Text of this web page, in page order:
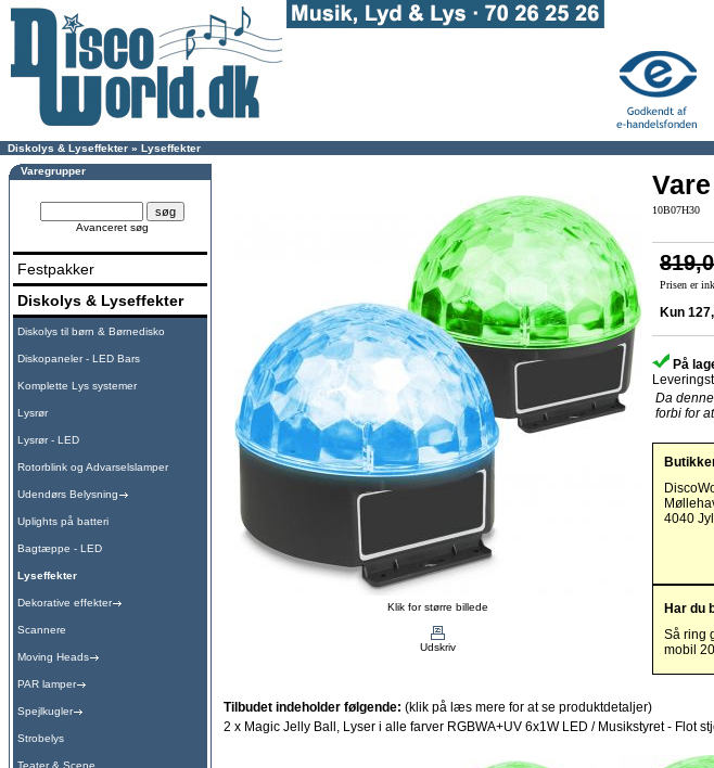
Diskolys & Lyseffekter » Lyseffekter
Varegrupper
Avanceret søg
Festpakker
Diskolys & Lyseffekter
Diskolys til børn & Børnedisko
Diskopaneler - LED Bars
Komplette Lys systemer
Lysrør
Lysrør - LED
Rotorblink og Advarselslamper
Udendørs Belysning
Uplights på batteri
Bagtæppe - LED
Lyseffekter
Dekorative effekter
Scannere
Moving Heads
PAR lamper
Spejlkugler
Strobelys
Teater & Scene
Klik for større billede
Udskriv
10B07H30
Prisen er
På
Da
forbi for
4040
Har du
Så ring
mobil
Tilbudet indeholder følgende: (klik på læs mere for at se produktdetaljer)
2 x Magic Jelly Ball, Lyser i alle farver RGBWA+UV 6x1W LED / Musikstyret - Flot